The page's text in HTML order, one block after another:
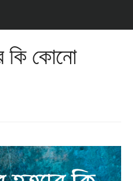
কি কোনো